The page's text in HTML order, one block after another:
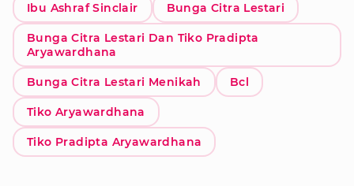
Ibu Ashraf Sinclair Bunga Citra Lestari
Bunga Citra Lestari Dan Tiko Pradipta
Aryawardhana
Bunga Citra Lestari Menikah Bcl
Tiko Aryawardhana
Tiko Pradipta Aryawardhana